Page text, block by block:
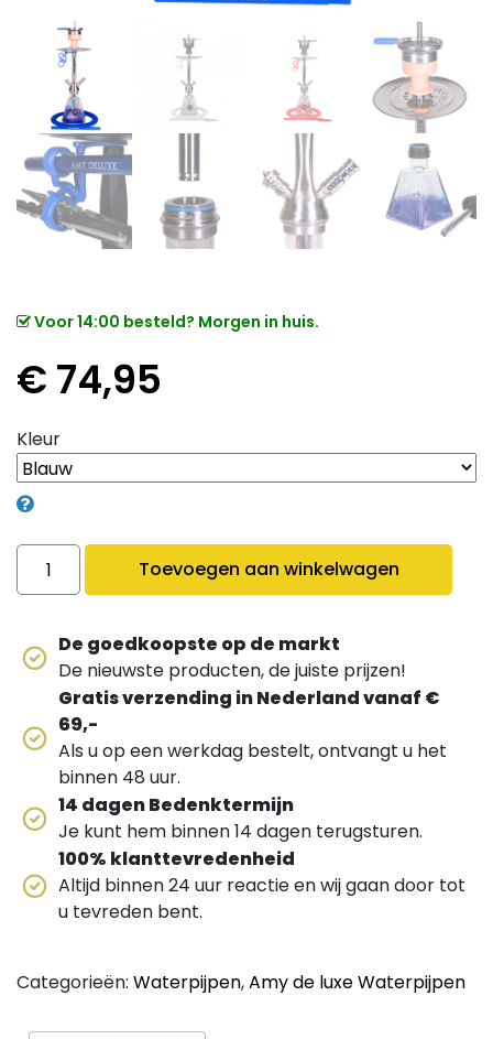
Voor 14:00 besteld? Morgen in huis.
€ 74,95
De goedkoopste op de markt
De nieuwste producten, de juiste prijzen!
Gratis verzending in Nederland vanaf €
69,-
Als u op een werkdag bestelt, ontvangt u het
binnen 48 uur.
14 dagen Bedenktermijn
Je kunt hem binnen 14 dagen terugsturen.
100% klanttevredenheid
Altijd binnen 24 uur reactie en wij gaan door tot
u tevreden bent.
Kleur
Amy I need you 038 quantity
Toevoegen aan winkelwagen
Categorieën: Waterpijpen,Amy de luxe Waterpijpen